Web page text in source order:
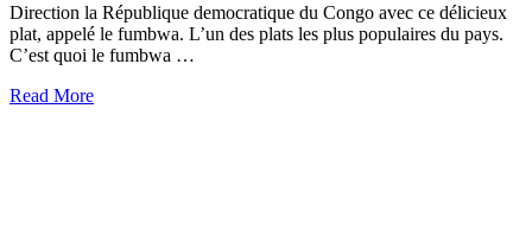
Direction la République democratique du Congo avec ce délicieux
plat, appelé le fumbwa. L’un des plats les plus populaires du pays.
C’est quoi le fumbwa …
Read More